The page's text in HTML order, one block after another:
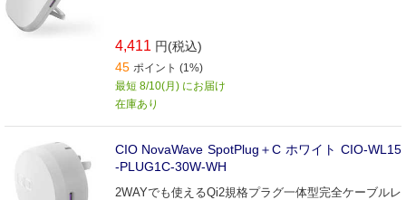
4,411 円(税込)
45 ポイント (1%)
最短 8/10(月) にお届け
在庫あり
CIO NovaWave SpotPlug＋C ホワイト CIO-WL15
-PLUG1C-30W-WH
2WAYでも使えるQi2規格プラグ一体型完全ケーブルレ